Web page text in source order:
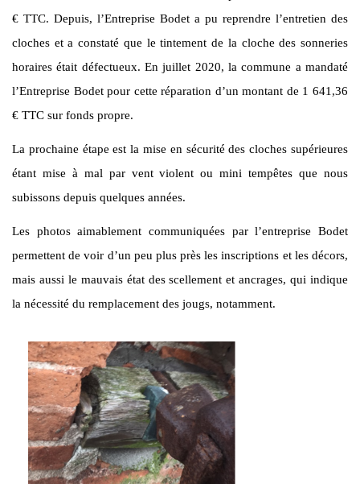
€ TTC. Depuis, l’Entreprise Bodet a pu reprendre l’entretien des
cloches et a constaté que le tintement de la cloche des sonneries
horaires était défectueux. En juillet 2020, la commune a mandaté
l’Entreprise Bodet pour cette réparation d’un montant de 1 641,36
€ TTC sur fonds propre.
La prochaine étape est la mise en sécurité des cloches supérieures
étant mise à mal par vent violent ou mini tempêtes que nous
subissons depuis quelques années.
Les photos aimablement communiquées par l’entreprise Bodet
permettent de voir d’un peu plus près les inscriptions et les décors,
mais aussi le mauvais état des scellement et ancrages, qui indique
la nécessité du remplacement des jougs, notamment.